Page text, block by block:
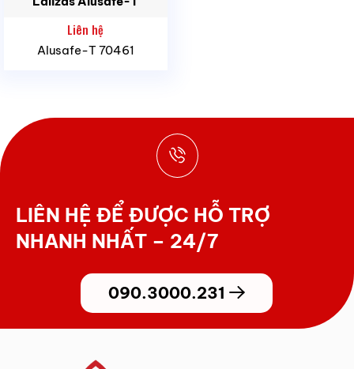
Liên hệ
Alusafe-T 70461
LIÊN HỆ ĐỂ ĐƯỢC HỖ TRỢ
NHANH NHẤT – 24/7
090.3000.231